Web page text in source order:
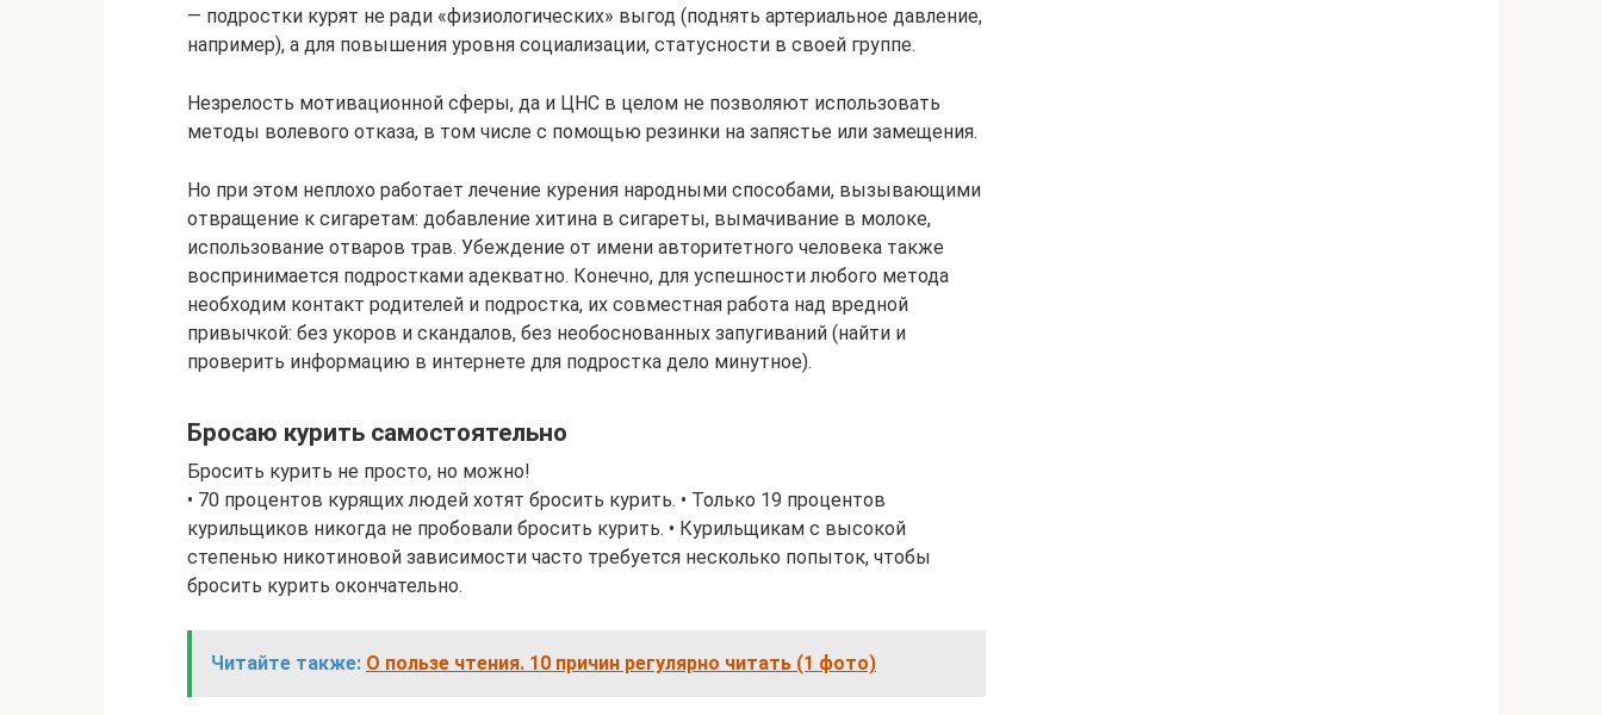
— подростки курят не ради «физиологических» выгод (поднять артериальное давление,
например), а для повышения уровня социализации, статусности в своей группе.
Незрелость мотивационной сферы, да и ЦНС в целом не позволяют использовать
методы волевого отказа, в том числе с помощью резинки на запястье или замещения.
Но при этом неплохо работает лечение курения народными способами, вызывающими
отвращение к сигаретам: добавление хитина в сигареты, вымачивание в молоке,
использование отваров трав. Убеждение от имени авторитетного человека также
воспринимается подростками адекватно. Конечно, для успешности любого метода
необходим контакт родителей и подростка, их совместная работа над вредной
привычкой: без укоров и скандалов, без необоснованных запугиваний (найти и
проверить информацию в интернете для подростка дело минутное).
Бросаю курить самостоятельно
Бросить курить не просто, но можно!
• 70 процентов курящих людей хотят бросить курить. • Только 19 процентов
курильщиков никогда не пробовали бросить курить. • Курильщикам с высокой
степенью никотиновой зависимости часто требуется несколько попыток, чтобы
бросить курить окончательно.
Читайте также: О пользе чтения. 10 причин регулярно читать (1 фото)